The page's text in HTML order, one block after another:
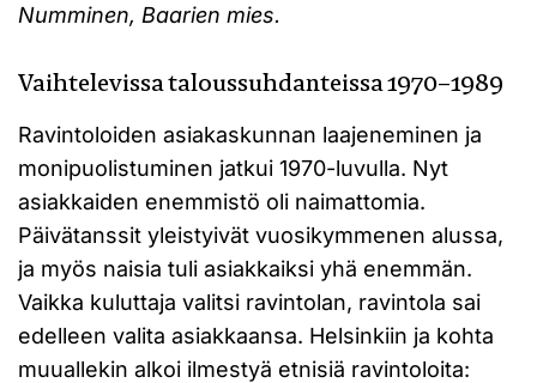
Numminen, Baarien mies.
Vaihtelevissa taloussuhdanteissa 1970–1989
Ravintoloiden asiakaskunnan laajeneminen ja
monipuolistuminen jatkui 1970-luvulla. Nyt
asiakkaiden enemmistö oli naimattomia.
Päivätanssit yleistyivät vuosikymmenen alussa,
ja myös naisia tuli asiakkaiksi yhä enemmän.
Vaikka kuluttaja valitsi ravintolan, ravintola sai
edelleen valita asiakkaansa. Helsinkiin ja kohta
muuallekin alkoi ilmestyä etnisiä ravintoloita: